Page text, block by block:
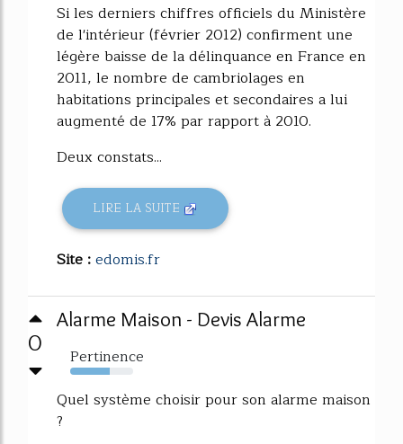
Si les derniers chiffres officiels du Ministère
de l'intérieur (février 2012) confirment une
légère baisse de la délinquance en France en
2011, le nombre de cambriolages en
habitations principales et secondaires a lui
augmenté de 17% par rapport à 2010.
Deux constats...
LIRE LA SUITE
Site :edomis.fr
0
Alarme Maison - Devis Alarme
Pertinence
63%
Quel système choisir pour son alarme maison
?